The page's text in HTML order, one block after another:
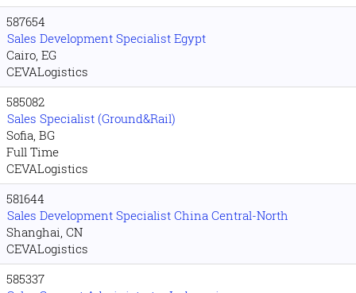
587654
Sales Development Specialist Egypt
Cairo, EG
CEVALogistics
585082
Sales Specialist (Ground&Rail)
Sofia, BG
Full Time
CEVALogistics
581644
Sales Development Specialist China Central-North
Shanghai, CN
CEVALogistics
585337